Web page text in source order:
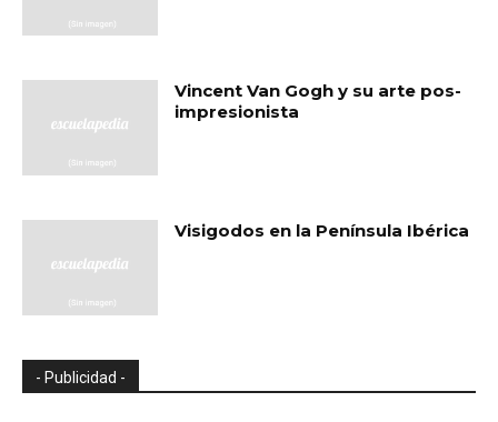
Vincent Van Gogh y su arte pos-
impresionista
Visigodos en la Península Ibérica
- Publicidad -